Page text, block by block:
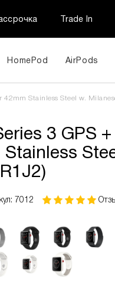
Trade In
HomePod AirPods
42mm Stainless Steel w.
3 GPS +
7012